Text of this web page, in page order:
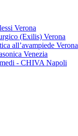
Verona
(Exilis) Verona
all’avampiede Verona
Venezia
- CHIVA Napoli